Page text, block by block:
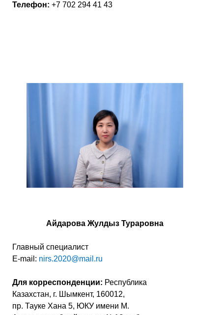
Телефон: +7 702 294 41 43
Айдарова Жулдыз Тураровна
Главный специалист
E-mail: nirs.2020@mail.ru
Для корреспонденции: Республика
Казахстан, г. Шымкент, 160012,
пр. Тауке Хана 5, ЮКУ имени М.